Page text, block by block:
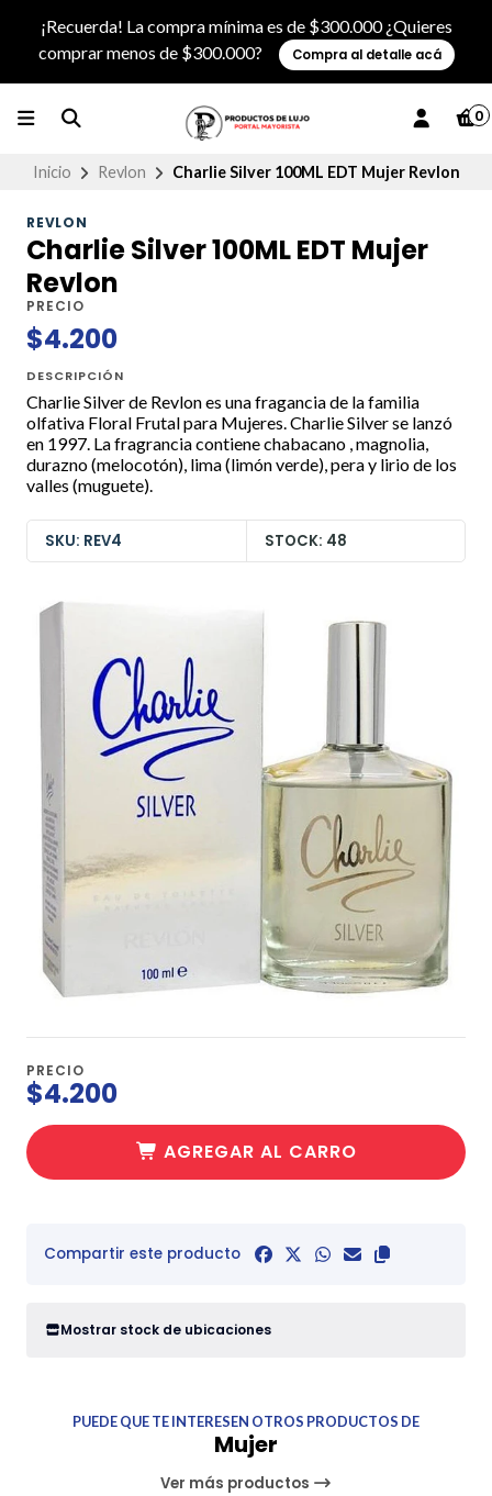
¡Recuerda! La compra mínima es de $300.000 ¿Quieres
comprar menos de $300.000?
Compra al detalle acá
0
Inicio Revlon Charlie Silver 100ML EDT Mujer Revlon
REVLON
Charlie Silver 100ML EDT Mujer
Revlon
PRECIO
$4.200
DESCRIPCIÓN
Charlie Silver de Revlon es una fragancia de la familia
olfativa Floral Frutal para Mujeres. Charlie Silver se lanzó
en 1997. La fragrancia contiene chabacano , magnolia,
durazno (melocotón), lima (limón verde), pera y lirio de los
valles (muguete).
SKU: REV4 STOCK: 48
PRECIO
$4.200
AGREGAR AL CARRO
Compartir este producto
Mostrar stock de ubicaciones
PUEDE QUE TE INTERESEN OTROS PRODUCTOS DE
Mujer
Ver más productos